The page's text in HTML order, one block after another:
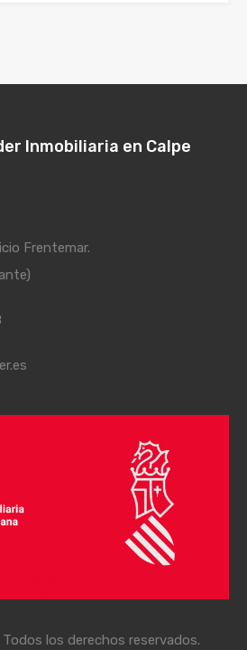
Inmobiliaria en Calpe
Frentemar.
los derechos reservados.